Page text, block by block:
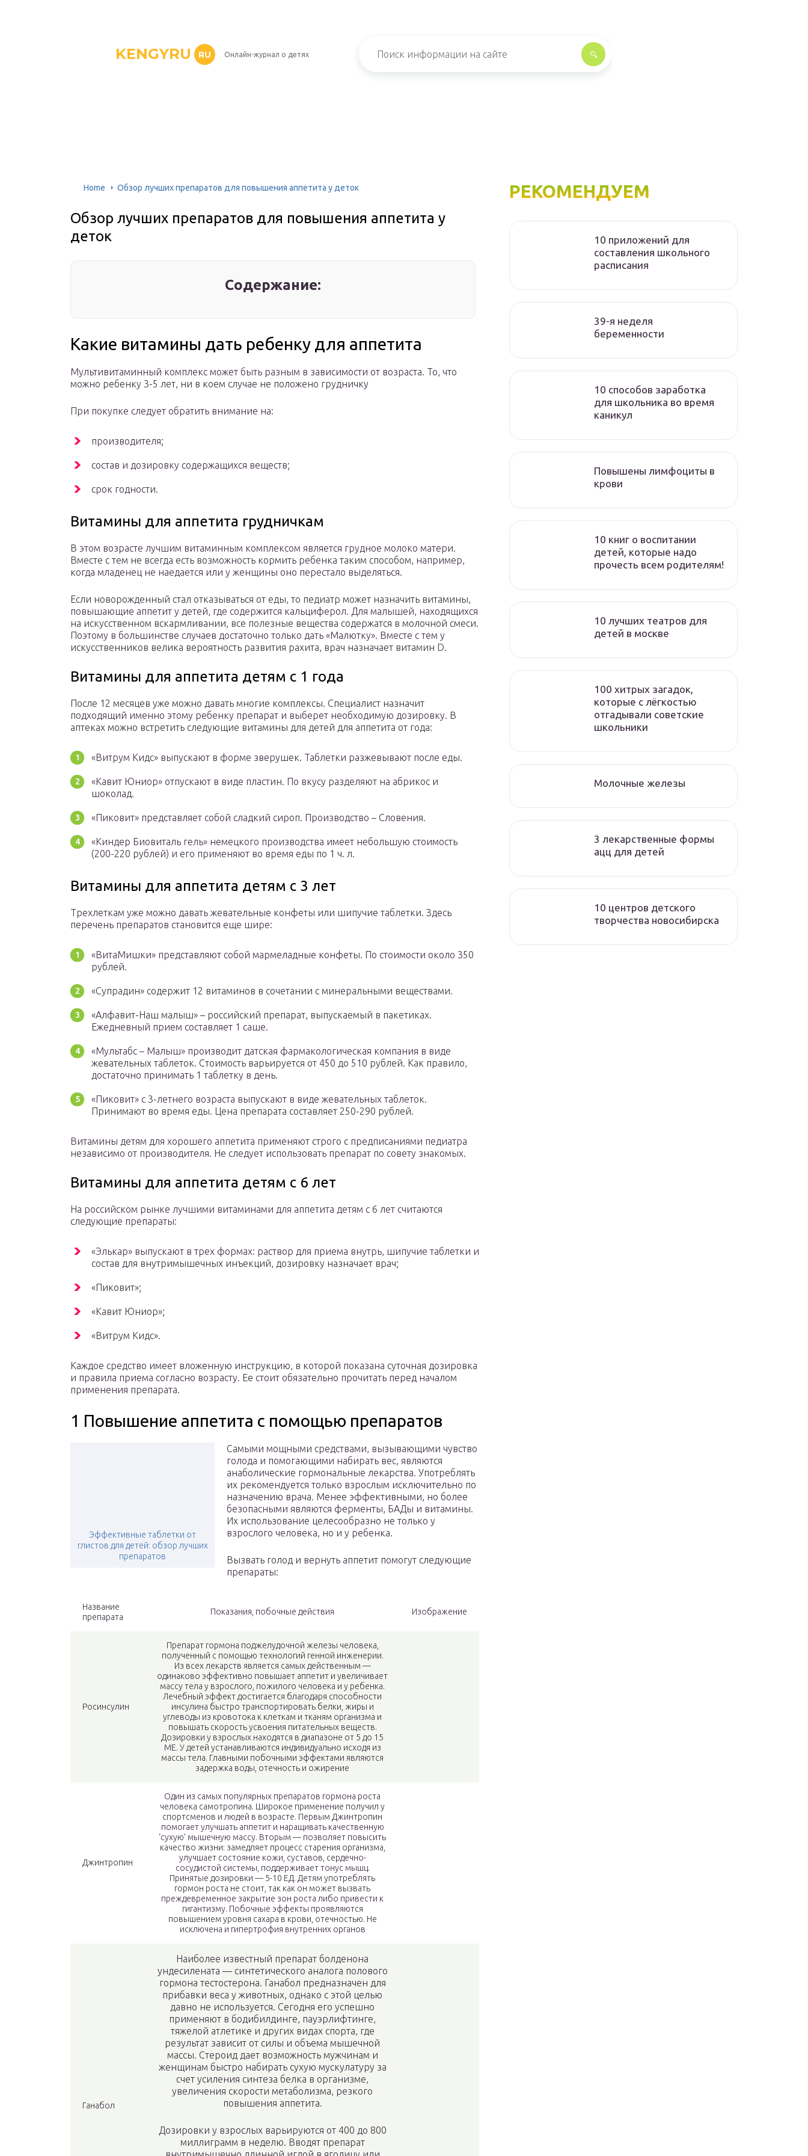
KENGYRU RU Онлайн-журнал о детях
Home Обзор лучших препаратов для повышения аппетита у деток
Обзор лучших препаратов для повышения аппетита у
деток
Содержание:
Какие витамины дать ребенку для аппетита
Мультивитаминный комплекс может быть разным в зависимости от возраста. То, что
можно ребенку 3-5 лет, ни в коем случае не положено грудничку
При покупке следует обратить внимание на:
производителя;
состав и дозировку содержащихся веществ;
срок годности.
Витамины для аппетита грудничкам
В этом возрасте лучшим витаминным комплексом является грудное молоко матери.
Вместе с тем не всегда есть возможность кормить ребенка таким способом, например,
когда младенец не наедается или у женщины оно перестало выделяться.
Если новорожденный стал отказываться от еды, то педиатр может назначить витамины,
повышающие аппетит у детей, где содержится кальциферол. Для малышей, находящихся
на искусственном вскармливании, все полезные вещества содержатся в молочной смеси.
Поэтому в большинстве случаев достаточно только дать «Малютку». Вместе с тем у
искусственников велика вероятность развития рахита, врач назначает витамин D.
Витамины для аппетита детям с 1 года
После 12 месяцев уже можно давать многие комплексы. Специалист назначит
подходящий именно этому ребенку препарат и выберет необходимую дозировку. В
аптеках можно встретить следующие витамины для детей для аппетита от года:
«Витрум Кидс» выпускают в форме зверушек. Таблетки разжевывают после еды.
«Кавит Юниор» отпускают в виде пластин. По вкусу разделяют на абрикос и
шоколад.
«Пиковит» представляет собой сладкий сироп. Производство – Словения.
«Киндер Биовиталь гель» немецкого производства имеет небольшую стоимость
(200-220 рублей) и его применяют во время еды по 1 ч. л.
Витамины для аппетита детям с 3 лет
Трехлеткам уже можно давать жевательные конфеты или шипучие таблетки. Здесь
перечень препаратов становится еще шире:
«ВитаМишки» представляют собой мармеладные конфеты. По стоимости около 350
рублей.
«Супрадин» содержит 12 витаминов в сочетании с минеральными веществами.
«Алфавит-Наш малыш» – российский препарат, выпускаемый в пакетиках.
Ежедневный прием составляет 1 саше.
«Мультабс – Малыш» производит датская фармакологическая компания в виде
жевательных таблеток. Стоимость варьируется от 450 до 510 рублей. Как правило,
достаточно принимать 1 таблетку в день.
«Пиковит» с 3-летнего возраста выпускают в виде жевательных таблеток.
Принимают во время еды. Цена препарата составляет 250-290 рублей.
Витамины детям для хорошего аппетита применяют строго с предписаниями педиатра
независимо от производителя. Не следует использовать препарат по совету знакомых.
Витамины для аппетита детям с 6 лет
На российском рынке лучшими витаминами для аппетита детям с 6 лет считаются
следующие препараты:
«Элькар» выпускают в трех формах: раствор для приема внутрь, шипучие таблетки и
состав для внутримышечных инъекций, дозировку назначает врач;
«Пиковит»;
«Кавит Юниор»;
«Витрум Кидс».
Каждое средство имеет вложенную инструкцию, в которой показана суточная дозировка
и правила приема согласно возрасту. Ее стоит обязательно прочитать перед началом
применения препарата.
1 Повышение аппетита с помощью препаратов
Эффективные таблетки от
глистов для детей: обзор лучших
препаратов
Самыми мощными средствами, вызывающими чувство
голода и помогающими набирать вес, являются
анаболические гормональные лекарства. Употреблять
их рекомендуется только взрослым исключительно по
назначению врача. Менее эффективными, но более
безопасными являются ферменты, БАДы и витамины.
Их использование целесообразно не только у
взрослого человека, но и у ребенка.
Вызвать голод и вернуть аппетит помогут следующие
препараты:
Название
препарата
Показания, побочные действия Изображение
Росинсулин
Препарат гормона поджелудочной железы человека,
полученный с помощью технологий генной инженерии.
Из всех лекарств является самых действенным —
одинаково эффективно повышает аппетит и увеличивает
массу тела у взрослого, пожилого человека и у ребенка.
Лечебный эффект достигается благодаря способности
инсулина быстро транспортировать белки, жиры и
углеводы из кровотока к клеткам и тканям организма и
повышать скорость усвоения питательных веществ.
Дозировки у взрослых находятся в диапазоне от 5 до 15
МЕ. У детей устанавливаются индивидуально исходя из
массы тела. Главными побочными эффектами являются
задержка воды, отечность и ожирение
Джинтропин
Один из самых популярных препаратов гормона роста
человека самотропина. Широкое применение получил у
спортсменов и людей в возрасте. Первым Джинтропин
помогает улучшать аппетит и наращивать качественную
‘сухую’ мышечную массу. Вторым — позволяет повысить
качество жизни: замедляет процесс старения организма,
улучшает состояние кожи, суставов, сердечно-
сосудистой системы, поддерживает тонус мышц.
Принятые дозировки — 5-10 ЕД. Детям употреблять
гормон роста не стоит, так как он может вызвать
преждевременное закрытие зон роста либо привести к
гигантизму. Побочные эффекты проявляются
повышением уровня сахара в крови, отечностью. Не
исключена и гипертрофия внутренних органов
Ганабол
Наиболее известный препарат болденона
ундесилената — синтетического аналога полового
гормона тестостерона. Ганабол предназначен для
прибавки веса у животных, однако с этой целью
давно не используется. Сегодня его успешно
применяют в бодибилдинге, пауэрлифтинге,
тяжелой атлетике и других видах спорта, где
результат зависит от силы и объема мышечной
массы. Стероид дает возможность мужчинам и
женщинам быстро набирать сухую мускулатуру за
счет усиления синтеза белка в организме,
увеличения скорости метаболизма, резкого
повышения аппетита.
Дозировки у взрослых варьируются от 400 до 800
миллиграмм в неделю. Вводят препарат
РЕКОМЕНДУЕМ
10 приложений для
составления школьного
расписания
39-я неделя
беременности
10 способов заработка
для школьника во время
каникул
Повышены лимфоциты в
крови
10 книг о воспитании
детей, которые надо
прочесть всем родителям!
10 лучших театров для
детей в москве
100 хитрых загадок,
которые с лёгкостью
отгадывали советские
школьники
Молочные железы
3 лекарственные формы
ацц для детей
10 центров детского
творчества новосибирска